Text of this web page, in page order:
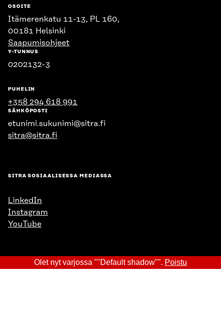
OSOITE
Itämerenkatu 11-13, PL 160,
00181 Helsinki
Saapumisohjeet
Y-TUNNUS
0202132-3
PUHELIN
+358 294 618 991
SÄHKÖPOSTI
etunimi.sukunimi@sitra.fi
sitra@sitra.fi
SITRA SOSIAALISESSA MEDIASSA
LinkedIn
Instagram
YouTube
Sitra 2025
Olet nyt varjossa ""Default shadow"". Poistu